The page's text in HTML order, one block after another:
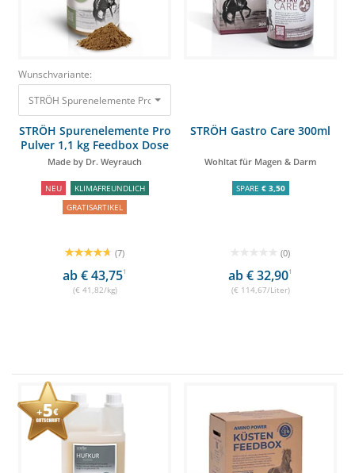
Wunschvariante:
STRÖH Spurenelemente Pro Pulver 1,1 kg Feedbox Dose Made by Dr.
STRÖH Spurenelemente Pro
Pulver 1,1 kg Feedbox Dose
Made by Dr. Weyrauch
NEU
KLIMAFREUNDLICH
GRATISARTIKEL
(7)
ab € 43,751
(€ 41,82/kg)
STRÖH Gastro Care 300ml
Wohltat für Magen & Darm
SPARE € 3,50
(0)
ab € 32,901
(€ 114,67/Liter)